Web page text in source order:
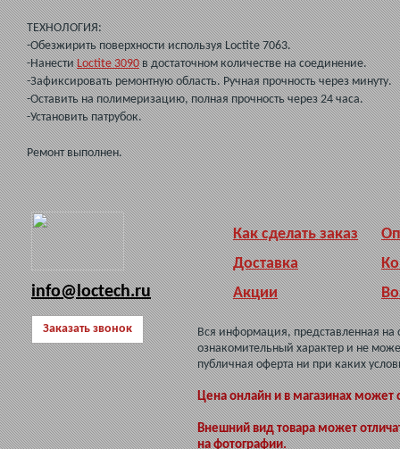
ТЕХНОЛОГИЯ:
-Обезжирить поверхности используя Loctite 7063.
-НанестиLoctite 3090в достаточном количестве на соединение.
-Зафиксировать ремонтную область. Ручная прочность через минуту.
-Оставить на полимеризацию, полная прочность через 24 часа.
-Установить патрубок.
Ремонт выполнен.
info@loctech.ru
Заказать звонок
Как сделать заказ
Доставка
Акции
Вся информация, представленная на
ознакомительный характер и не
публичная оферта ни при каких
Цена онлайн и в магазинах может
Внешний вид товара может
на фотографии.